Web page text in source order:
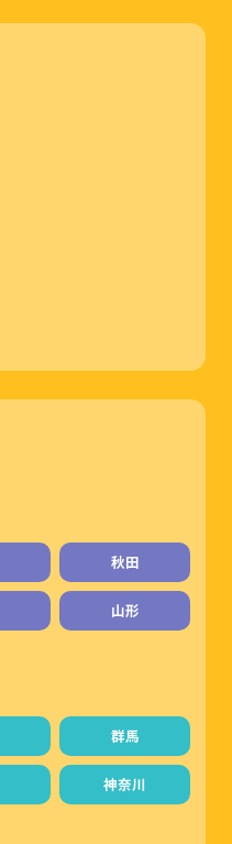
秋田
山形
群馬
神奈川